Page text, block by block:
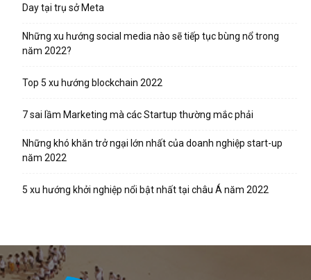
Day tại trụ sở Meta
Những xu hướng social media nào sẽ tiếp tục bùng nổ trong
năm 2022?
Top 5 xu hướng blockchain 2022
7 sai lầm Marketing mà các Startup thường mắc phải
Những khó khăn trở ngại lớn nhất của doanh nghiệp start-up
năm 2022
5 xu hướng khởi nghiệp nổi bật nhất tại châu Á năm 2022